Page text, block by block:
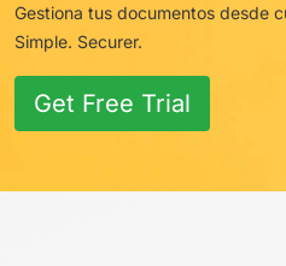
Gestiona tus documentos desde
Simple. Securer.
Get Free Trial